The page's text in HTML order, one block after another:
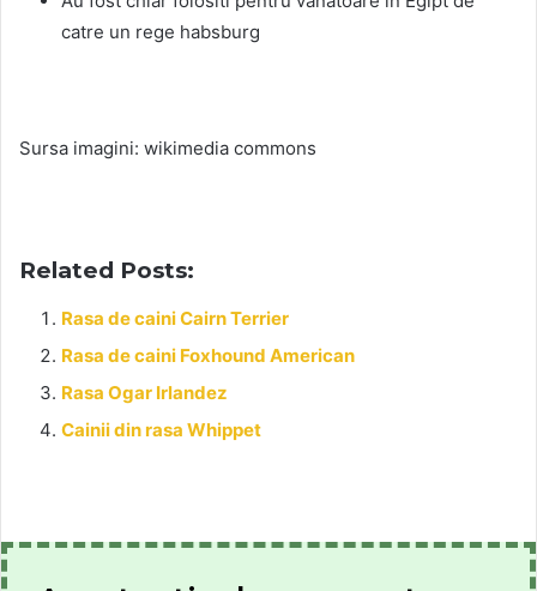
catre un rege habsburg
Sursa imagini: wikimedia commons
Related Posts:
Rasa de caini Cairn Terrier
Rasa de caini Foxhound American
Rasa Ogar Irlandez
Cainii din rasa Whippet